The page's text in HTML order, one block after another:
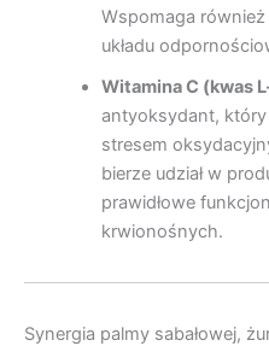
Wspomaga
układu
Witamina C (kwas
antyoksydant,
stresem
bierze udział w
prawidłowe
krwionośnych.
Synergia palmy sabałowej,